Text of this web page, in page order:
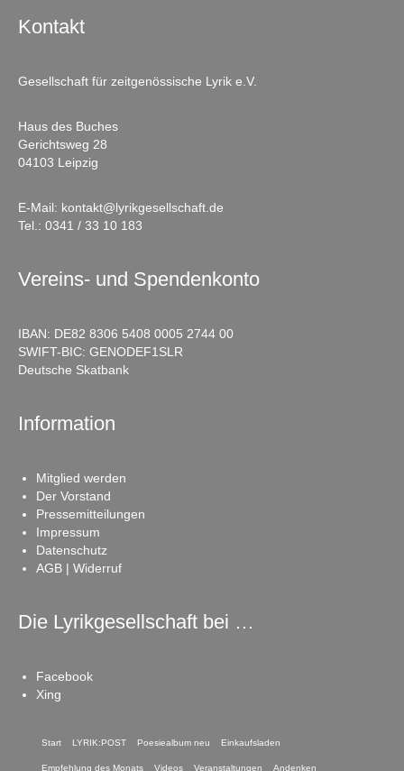
Kontakt
Gesellschaft für zeitgenössische Lyrik e.V.
Haus des Buches
Gerichtsweg 28
04103 Leipzig
E-Mail: kontakt@lyrikgesellschaft.de
Tel.: 0341 / 33 10 183
Vereins- und Spendenkonto
IBAN: DE82 8306 5408 0005 2744 00
SWIFT-BIC: GENODEF1SLR
Deutsche Skatbank
Information
Mitglied werden
Der Vorstand
Pressemitteilungen
Impressum
Datenschutz
AGB | Widerruf
Die Lyrikgesellschaft bei …
Facebook
Xing
Start LYRIK:POST Poesiealbum neu Einkaufsladen
Empfehlung des Monats Videos Veranstaltungen Andenken